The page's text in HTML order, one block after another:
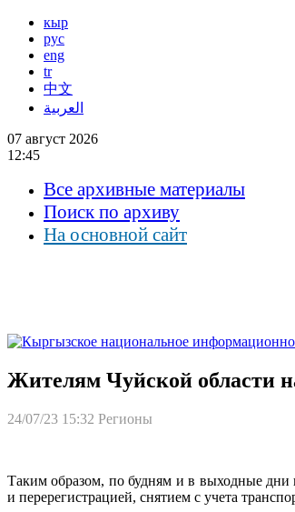
кыр
рус
eng
tr
中文
العربية
07 август 2026
12:45
Все архивные материалы
Поиск по архиву
На основной сайт
Жителям Чуйской области
24/07/23 15:32 Регионы
Таким образом, по будням и в выходные дни
и перерегистрацией, снятием с учета